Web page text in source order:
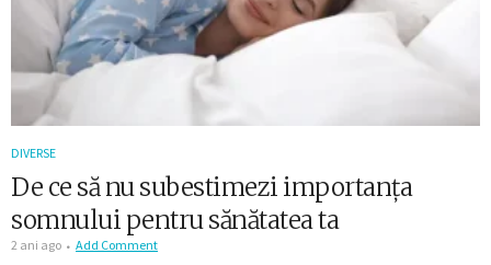
DIVERSE
De ce să nu subestimezi importanța
somnului pentru sănătatea ta
2 ani ago Add Comment